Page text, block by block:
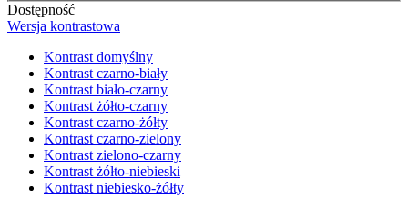
Dostępność
Wersja kontrastowa
Kontrast domyślny
Kontrast czarno-biały
Kontrast biało-czarny
Kontrast żółto-czarny
Kontrast czarno-żółty
Kontrast czarno-zielony
Kontrast zielono-czarny
Kontrast żółto-niebieski
Kontrast niebiesko-żółty